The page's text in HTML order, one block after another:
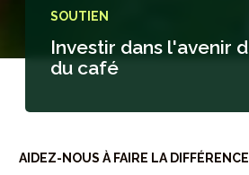
SOUTIEN
Investir dans l'avenir
du café
AIDEZ-NOUS À FAIRE LA DIFFÉRENCE